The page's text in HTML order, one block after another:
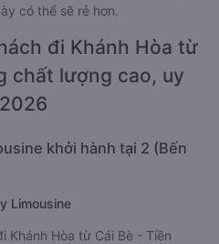
có thể sẽ rẻ hơn.
đi Khánh Hòa từ
chất lượng cao, uy
khởi hành tại 2 (Bến
Limousine
Khánh Hòa từ Cái Bè - Tiền